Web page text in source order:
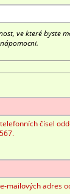
ve které byste
čísel
mailových adres